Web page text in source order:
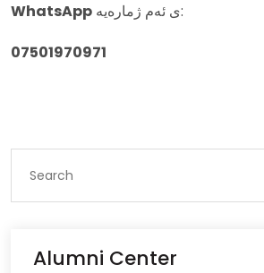
WhatsApp
ی ئەم ژمارەیە:
07501970971
Alumni Center